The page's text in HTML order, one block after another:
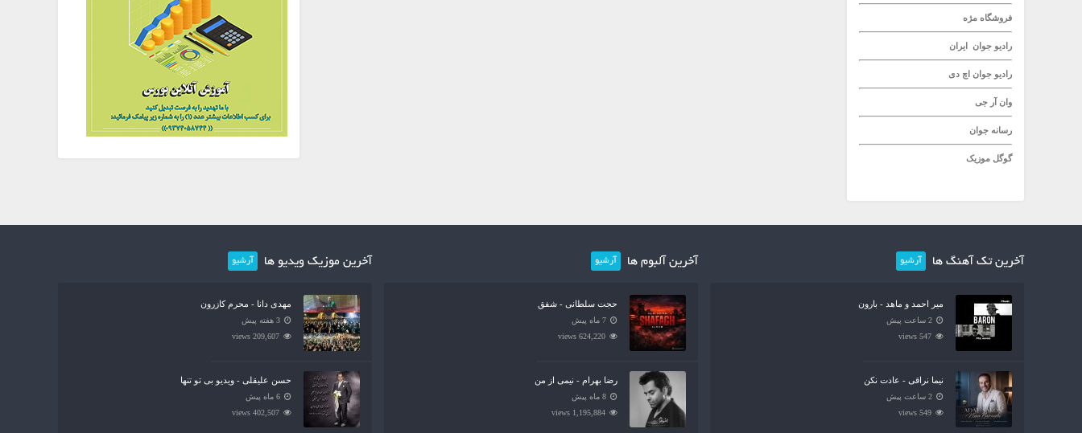
فروشگاه مژه
رادیو جوان ایران
رادیو جوان اچ دی
وان آر جی
رسانه جوان
گوگل موزیک
آخرین تک آهنگ ها آرشیو
میر احمد و ماهد - بارون
2 ساعت پیش
547 views
نیما نراقی - عادت نکن
2 ساعت پیش
549 views
آخرین آلبوم ها آرشیو
حجت سلطانی - شفق
7 ماه پیش
624,220 views
رضا بهرام - نیمی از من
8 ماه پیش
1,195,884 views
آخرین موزیک ویدیو ها آرشیو
مهدی دانا - محرم کازرون
3 هفته پیش
209,607 views
حسن علیقلی - ویدیو بی تو تنها
6 ماه پیش
402,507 views